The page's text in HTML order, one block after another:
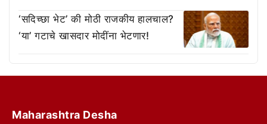
‘सदिच्छा भेट’ की मोठी राजकीय हालचाल?
‘या’ गटाचे खासदार मोदींना भेटणार!
Maharashtra Desha